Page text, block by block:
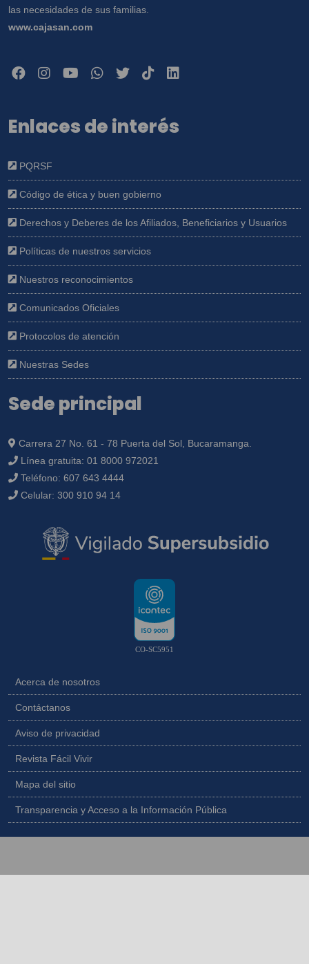
las necesidades de sus familias.
www.cajasan.com
Enlaces de interés
PQRSF
Código de ética y buen gobierno
Derechos y Deberes de los Afiliados, Beneficiarios y Usuarios
Políticas de nuestros servicios
Nuestros reconocimientos
Comunicados Oficiales
Protocolos de atención
Nuestras Sedes
Sede principal
Carrera 27 No. 61 - 78 Puerta del Sol, Bucaramanga.
Línea gratuita: 01 8000 972021
Teléfono: 607 643 4444
Celular: 300 910 94 14
CO-SC5951
Acerca de nosotros
Contáctanos
Aviso de privacidad
Revista Fácil Vivir
Mapa del sitio
Transparencia y Acceso a la Información Pública